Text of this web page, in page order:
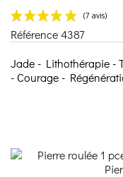
Référence4387
Jade - Lithothérapie -
- Courage -